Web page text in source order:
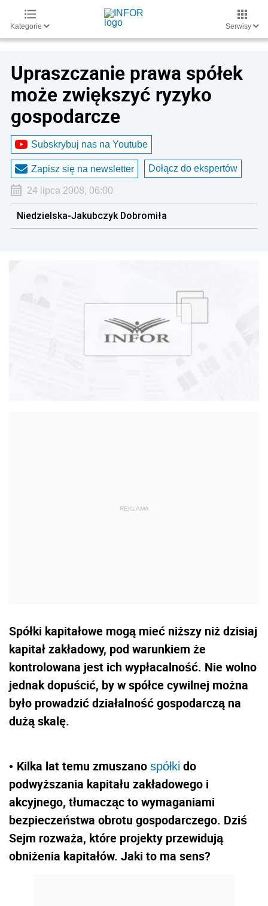
Kategorie Serwisy
Upraszczanie prawa spółek
może zwiększyć ryzyko
gospodarcze
Subskrybuj nas na Youtube
Zapisz się na newsletter Dołącz do ekspertów
24 lipca 2008, 06:00
Niedzielska-Jakubczyk Dobromiła
Spółki kapitałowe mogą mieć niższy niż dzisiaj
kapitał zakładowy, pod warunkiem że
kontrolowana jest ich wypłacalność. Nie wolno
jednak dopuścić, by w spółce cywilnej można
było prowadzić działalność gospodarczą na
dużą skalę.
• Kilka lat temu zmuszano spółki do
podwyższania kapitału zakładowego i
akcyjnego, tłumacząc to wymaganiami
bezpieczeństwa obrotu gospodarczego. Dziś
Sejm rozważa, które projekty przewidują
obniżenia kapitałów. Jaki to ma sens?